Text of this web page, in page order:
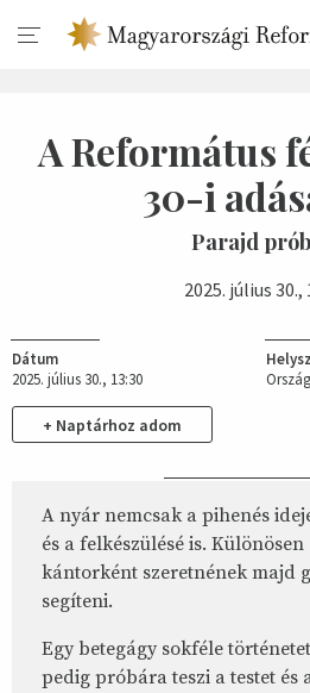
A Református
30-i
Parajd
2025. július 30.,
Dátum
2025. július 30., 13:30
+ Naptárhoz adom
A nyár nemcsak a pihenés
és a felkészülésé is.
kántorként szeretnének majd
segíteni.
Egy betegágy sokféle
pedig próbára teszi a testet és